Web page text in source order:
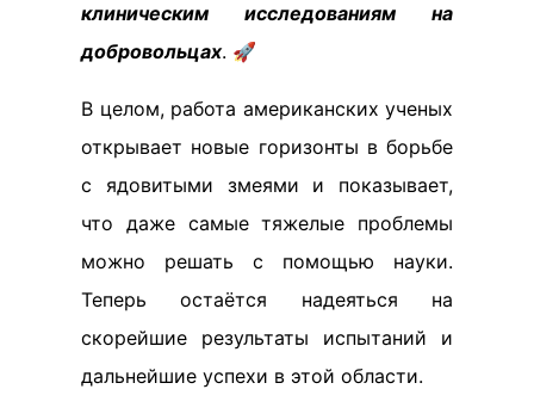
клиническим исследованиям на
добровольцах. 🚀
В целом, работа американских ученых
открывает новые горизонты в борьбе
с ядовитыми змеями и показывает,
что даже самые тяжелые проблемы
можно решать с помощью науки.
Теперь остаётся надеяться на
скорейшие результаты испытаний и
дальнейшие успехи в этой области.